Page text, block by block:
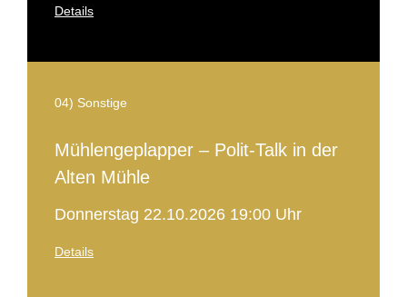
Details
04) Sonstige
Mühlengeplapper – Polit-Talk in der
Alten Mühle
Donnerstag 22.10.2026 19:00 Uhr
Details